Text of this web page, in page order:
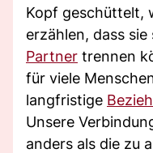
Kopf geschüttelt,
erzählen, dass
Partner trennen
für viele
langfristige
Unsere
anders als die zu